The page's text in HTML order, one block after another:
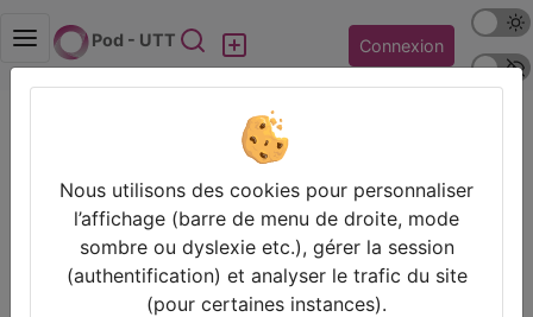
Pod - UTT Rechercher Connexion
Mode
Police
EUT+ [ TDP4HE] Innovation pédagogique pour
[Tdp4he] Module 4 Introduction À La Psycholo…
Prendre des notes
Nous utilisons des cookies pour personnaliser
l’affichage (barre de menu de droite, mode
sombre ou dyslexie etc.), gérer la session
(authentification) et analyser le trafic du site
(pour certaines instances).